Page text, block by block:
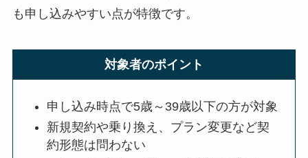
も申し込みやすい点が特徴です。
対象者のポイント
申し込み時点で5歳～39歳以下の方が対象
新規契約や乗り換え、プラン変更など契
約形態は問わない